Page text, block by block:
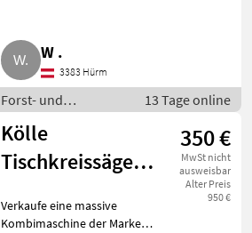
W .
3383 Hürm
Forst- und
Holztechnik /
Kreissägen
13 Tage online
Kölle
Tischkreissäge
Langlochbohreinrichtung
350 €
MwSt nicht
ausweisbar
Alter Preis
950 €
Verkaufe eine massive
Kombimaschine der Marke